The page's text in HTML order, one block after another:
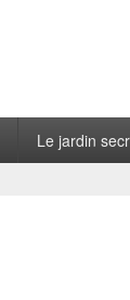
Le jardin